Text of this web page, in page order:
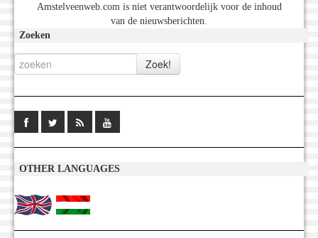
Amstelveenweb.com is niet verantwoordelijk voor de inhoud
van de nieuwsberichten.
Zoeken
OTHER LANGUAGES